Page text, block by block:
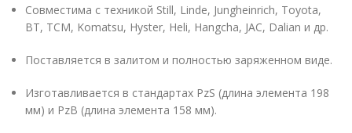
Совместима с техникой Still, Linde, Jungheinrich, Toyota,
BT, TCM, Komatsu, Hyster, Heli, Hangcha, JAC, Dalian и др.
Поставляется в залитом и полностью заряженном виде.
Изготавливается в стандартах PzS (длина элемента 198
мм) и PzB (длина элемента 158 мм).